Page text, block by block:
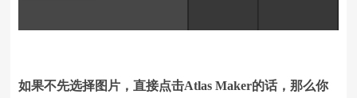
如果不先选择图片，直接点击Atlas Maker的话，那么你